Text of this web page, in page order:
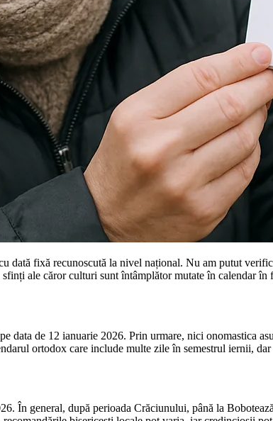
dată fixă recunoscută la nivel național. Nu am putut
ale căror culturi sunt întâmplător mutate în calendar
de 12 ianuarie 2026. Prin urmare, nici onomastica
ortodox care include multe zile în semestrul iernii,
În general, după perioada Crăciunului, până la